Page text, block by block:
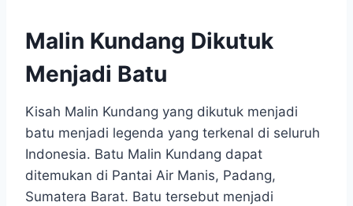
Malin Kundang Dikutuk
Menjadi Batu
Kisah Malin Kundang yang dikutuk menjadi
batu menjadi legenda yang terkenal di seluruh
Indonesia. Batu Malin Kundang dapat
ditemukan di Pantai Air Manis, Padang,
Sumatera Barat. Batu tersebut menjadi